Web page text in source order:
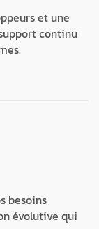
et une
continu
besoins
évolutive qui